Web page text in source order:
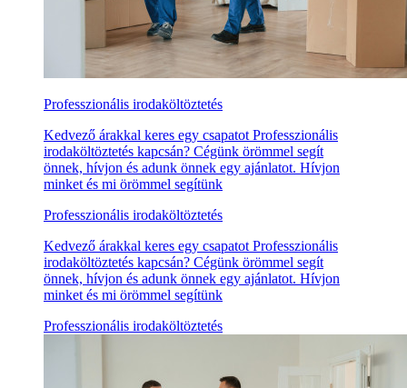
Professzionális irodaköltöztetés
Kedvező árakkal keres egy csapatot Professzionális
irodaköltöztetés kapcsán? Cégünk örömmel segít
önnek, hívjon és adunk önnek egy ajánlatot. Hívjon
minket és mi örömmel segítünk
Professzionális irodaköltöztetés
Kedvező árakkal keres egy csapatot Professzionális
irodaköltöztetés kapcsán? Cégünk örömmel segít
önnek, hívjon és adunk önnek egy ajánlatot. Hívjon
minket és mi örömmel segítünk
Professzionális irodaköltöztetés